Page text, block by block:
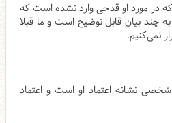
در مورد او قدحی وارد نشده است که
چند بیان قابل توضیح است و ما قبلا
نمی‌کنیم.
نشانه اعتماد او است و اعتماد